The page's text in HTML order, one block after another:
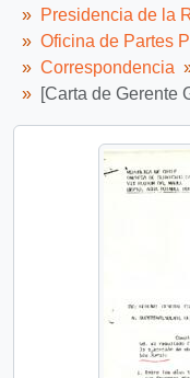
Presidencia de la
Oficina de Partes
Correspondencia
[Carta de Gerente